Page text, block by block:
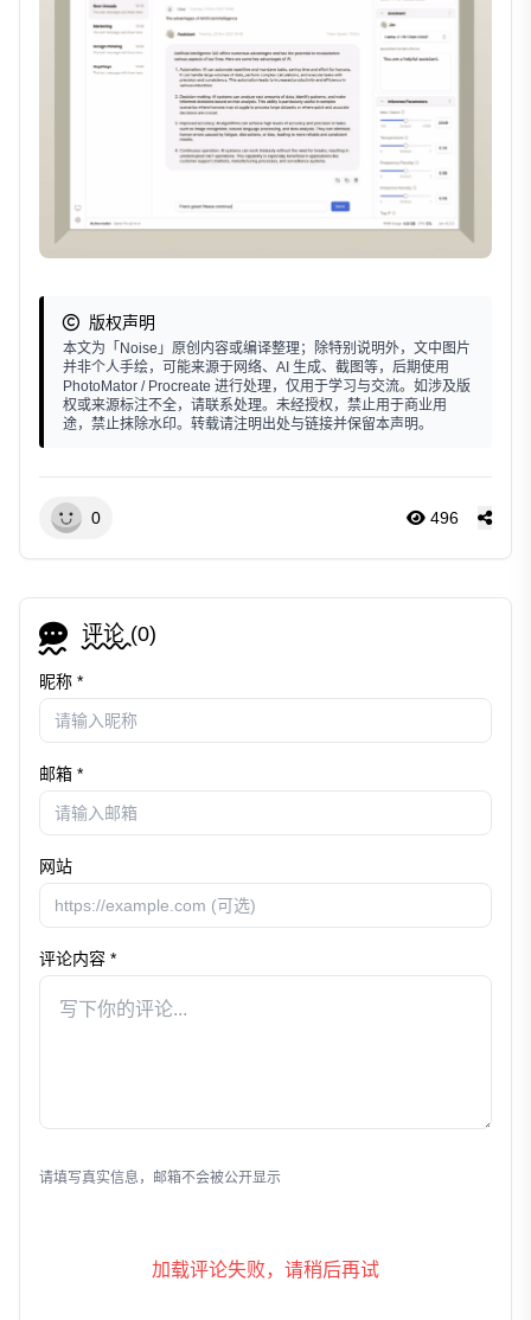
版权声明
本文为「Noise」原创内容或编译整理；除特别说明外，文中图片
并非个人手绘，可能来源于网络、AI 生成、截图等，后期使用
PhotoMator / Procreate 进行处理，仅用于学习与交流。如涉及版
权或来源标注不全，请联系处理。未经授权，禁止用于商业用
途，禁止抹除水印。转载请注明出处与链接并保留本声明。
0 496
评论 (0)
昵称 *
邮箱 *
网站
评论内容 *
请填写真实信息，邮箱不会被公开显示
加载评论失败，请稍后再试